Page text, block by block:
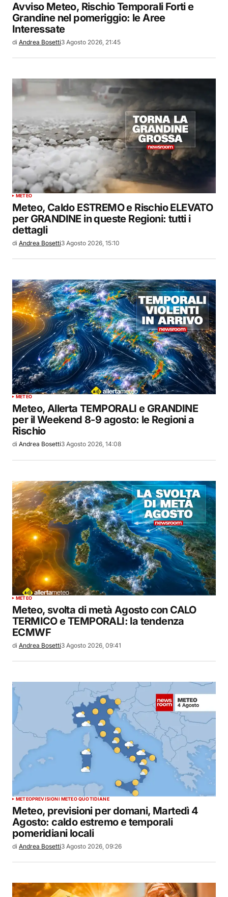
Avviso Meteo, Rischio Temporali Forti e
Grandine nel pomeriggio: le Aree
Interessate
di Andrea Bosetti3 Agosto 2026, 21:45
METEO
Meteo, Caldo ESTREMO e Rischio ELEVATO
per GRANDINE in queste Regioni: tutti i
dettagli
di Andrea Bosetti3 Agosto 2026, 15:10
METEO
Meteo, Allerta TEMPORALI e GRANDINE
per il Weekend 8-9 agosto: le Regioni a
Rischio
di Andrea Bosetti3 Agosto 2026, 14:08
METEO
Meteo, svolta di metà Agosto con CALO
TERMICO e TEMPORALI: la tendenza
ECMWF
di Andrea Bosetti3 Agosto 2026, 09:41
METEOPREVISIONI METEO QUOTIDIANE
Meteo, previsioni per domani, Martedì 4
Agosto: caldo estremo e temporali
pomeridiani locali
di Andrea Bosetti3 Agosto 2026, 09:26